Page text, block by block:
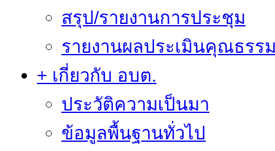
สรุป/รายงานการประชุม
รายงานผลประเมินคุณธรร
+ เกี่ยวกับ อบต.
ประวัติความเป็นมา
ข้อมูลพื้นฐานทั่วไป